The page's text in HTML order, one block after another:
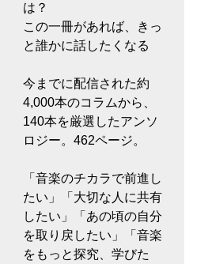
は？
この一冊があれば、きっ
と誰かに話したくなる
今までに配信された約
4,000本のコラムから、
140本を厳選したアンソ
ロジー。462ページ。
「音楽のチカラで前進し
たい」「大切な人に共有
したい」「あの頃の自分
を取り戻したい」「音楽
をもっと探究、学びた